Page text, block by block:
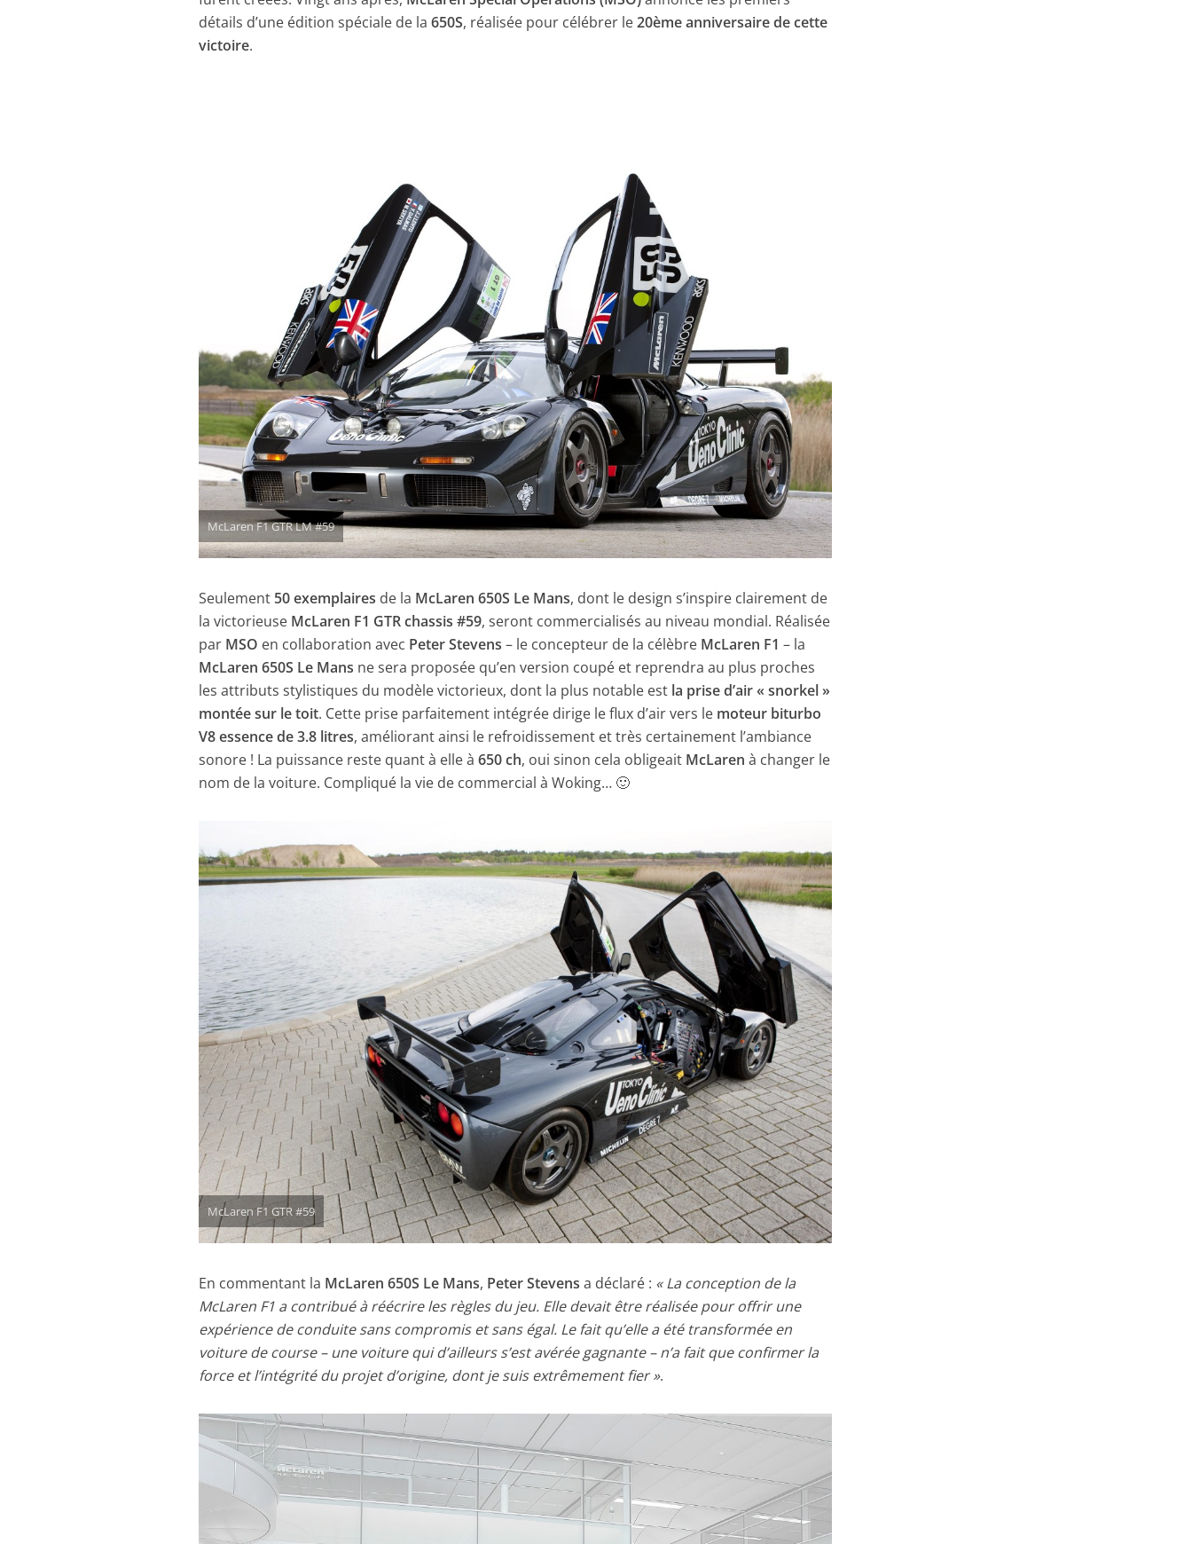
détails d’une édition spéciale de la650S, réalisée pour célébrer le20ème anniversaire de cette
victoire.
McLaren F1 GTR LM #59
Seulement 50 exemplaires de la McLaren 650S Le Mans, dont le design s’inspire clairement de
la victorieuse McLaren F1 GTR chassis #59, seront commercialisés au niveau mondial. Réalisée
par MSO en collaboration avec Peter Stevens – le concepteur de la célèbre McLaren F1 – la
McLaren 650S Le Mans ne sera proposée qu’en version coupé et reprendra au plus proches
les attributs stylistiques du modèle victorieux, dont la plus notable est la prise d’air « snorkel »
montée sur le toit. Cette prise parfaitement intégrée dirige le flux d’air vers le moteur biturbo
V8 essence de 3.8 litres, améliorant ainsi le refroidissement et très certainement l’ambiance
sonore ! La puissance reste quant à elle à650 ch, oui sinon cela obligeait McLaren à changer le
nom de la voiture. Compliqué la vie de commercial à Woking… 🙂
McLaren F1 GTR #59
En commentant la McLaren 650S Le Mans, Peter Stevens a déclaré : « La conception de la
McLaren F1 a contribué à réécrire les règles du jeu. Elle devait être réalisée pour offrir une
expérience de conduite sans compromis et sans égal. Le fait qu’elle a été transformée en
voiture de course – une voiture qui d’ailleurs s’est avérée gagnante – n’a fait que confirmer la
force et l’intégrité du projet d’origine, dont je suis extrêmement fier ».